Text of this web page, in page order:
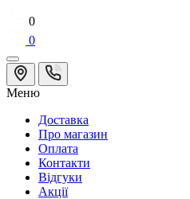
0
0
Меню
Доставка
Про магазин
Оплата
Контакти
Відгуки
Акції